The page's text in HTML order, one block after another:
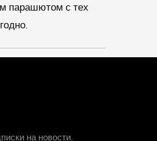
парашютом с тех
на новости.